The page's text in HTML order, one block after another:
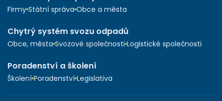
Firmy Státní správa Obce a města
Chytrý systém svozu odpadů
Obce, města Svozové společnosti Logistické společnosti
Poradenství a školení
Školení Poradenství Legislativa